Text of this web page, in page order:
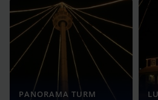
PANORAMA TURM